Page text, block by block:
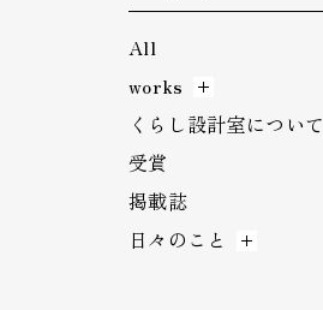
All
works
くらし設計室について
受賞
掲載誌
日々のこと